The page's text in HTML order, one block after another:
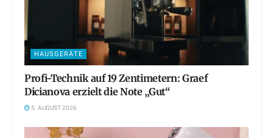
HAUSGERÄTE
Profi-Technik auf 19 Zentimetern: Graef
Dicianova erzielt die Note „Gut“
5. AUGUST 2026